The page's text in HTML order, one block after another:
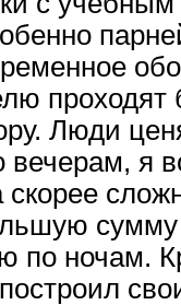
Люди
вечерам, я
скорее
по ночам.
построил